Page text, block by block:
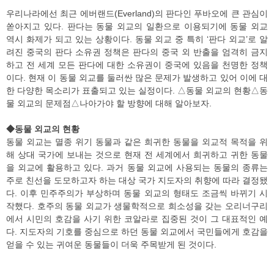
우리나라에선 최근 에버랜드(Everland)의 판다인 푸바오에 큰 관심이
쏟아지고 있다. 판다는 동물 외교의 일환으로 이용되기에 동물 외교
역시 화제가 되고 있는 상황이다. 동물 외교 중 특히 ‘판다 외교’로 알
려진 중국의 판다 소유권 정책은 판다의 중국 외 반출을 엄격히 금지
하고 전 세계 모든 판다에 대한 소유권이 중국에 있음을 천명한 정책
이다. 현재 이 동물 외교를 둘러싼 많은 문제가 발생하고 있어 이에 대
한 다양한 목소리가 표출되고 있는 실정이다. △동물 외교의 현황△동
물 외교의 문제점△나아가야 할 방향에 대해 알아보자.
◆동물 외교의 현황
동물 외교는 멸종 위기 동물과 같은 희귀한 동물을 외교적 목적을 위
해 상대 국가에 보내는 것으로 현재 전 세계에서 희귀하고 귀한 동물
을 외교에 활용하고 있다. 과거 동물 외교에 사용되는 동물의 종류는
주로 친선을 도모하고자 하는 대상 국가 지도자의 취향에 따라 결정됐
다. 이후 민주주의가 부상하며 동물 외교의 형태도 조금씩 바뀌기 시
작했다. 호주의 동물 외교가 생물학적으로 희소성을 갖는 오리너구리
에서 시민의 호감을 사기 위한 코알라로 집중된 것이 그 대표적인 예
다. 지도자의 기호를 중심으로 하던 동물 외교에서 국민들에게 호감을
얻을 수 있는 귀여운 동물들이 더욱 주목받게 된 것이다.